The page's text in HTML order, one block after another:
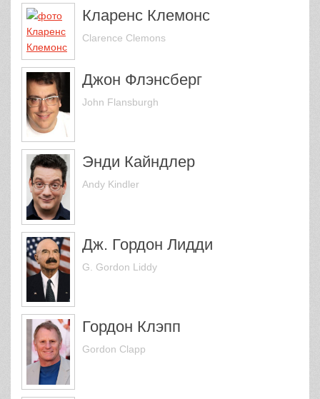
Кларенс Клемонс
Clarence Clemons
Джон Флэнсберг
John Flansburgh
Энди Кайндлер
Andy Kindler
Дж. Гордон Лидди
G. Gordon Liddy
Гордон Клэпп
Gordon Clapp